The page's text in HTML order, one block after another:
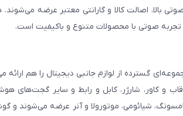
بالا، اصالت کالا و گارانتی معتبر عرضه
تجربه صوتی با محصولات متنوع و باکیفیت است.
گسترده از لوازم جانبی دیجیتال را هم
قاب و کاور، شارژر، کابل و رابط و سایر گجت‌های
شیائومی، موتورولا و آنر عرضه می‌شوند